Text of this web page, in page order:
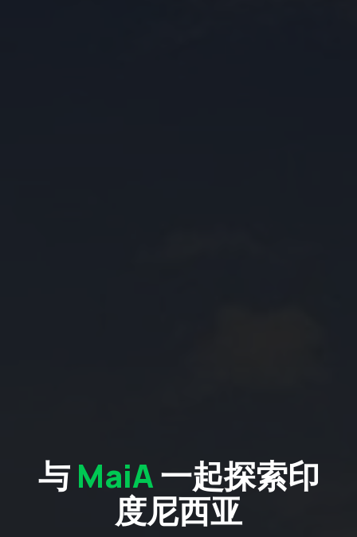
与 MaiA一起探索印
度尼西亚